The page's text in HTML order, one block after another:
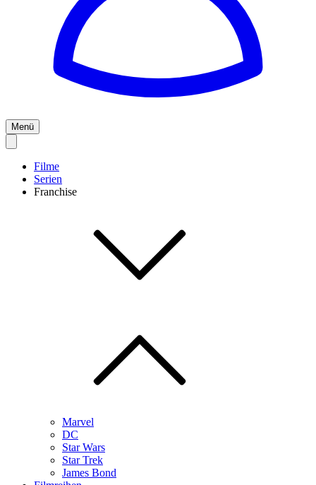
Menü
Filme
Serien
Franchise
Marvel
DC
Star Wars
Star Trek
James Bond